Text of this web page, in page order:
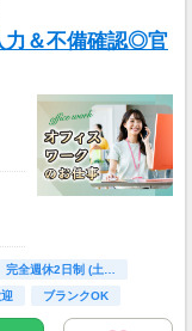
＆不備確認◎官
完全週休2日制 (土…
ブランクOK